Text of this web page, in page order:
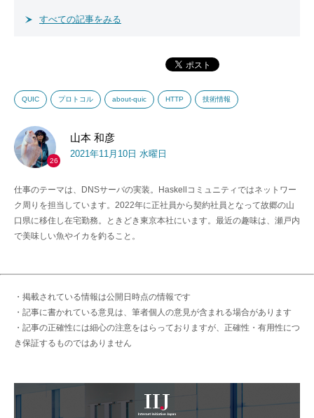
すべての記事をみる
QUIC プロトコル about-quic HTTP 技術情報
26
山本 和彦
2021年11月10日 水曜日
仕事のテーマは、DNSサーバの実装。Haskellコミュニティではネットワー
ク周りを担当しています。2022年に正社員から契約社員となって故郷の山
口県に移住し在宅勤務。ときどき東京本社にいます。最近の趣味は、瀬戸内
で美味しい魚やイカを釣ること。
・掲載されている情報は公開日時点の情報です
・記事に書かれている意見は、筆者個人の意見が含まれる場合があります
・記事の正確性には細心の注意をはらっておりますが、正確性・有用性につ
き保証するものではありません
IIJ